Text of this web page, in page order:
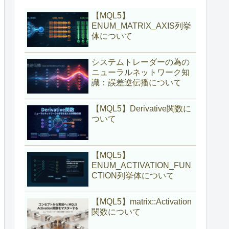
【MQL5】
ENUM_MATRIX_AXIS列挙
体について
システムトレーダーの為の
ニューラルネットワーク知
識：誤差逆伝播について
【MQL5】Derivative関数に
ついて
【MQL5】
ENUM_ACTIVATION_FUN
CTION列挙体について
【MQL5】matrix::Activation
関数について